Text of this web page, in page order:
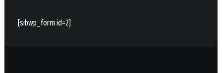
[sibwp_form id=2]